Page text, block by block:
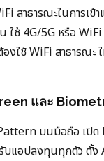
สาธารณะในการเ
ใช้ 4G/5G หรือ
งใช้ WiFi สาธารณะ
และ
บนมือถือ เปิด
แอปลงทุนทุกตัว ตั้ง